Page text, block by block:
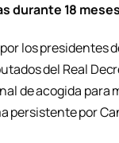
durante 18 meses
los presidentes
del Real
de acogida para
persistente por